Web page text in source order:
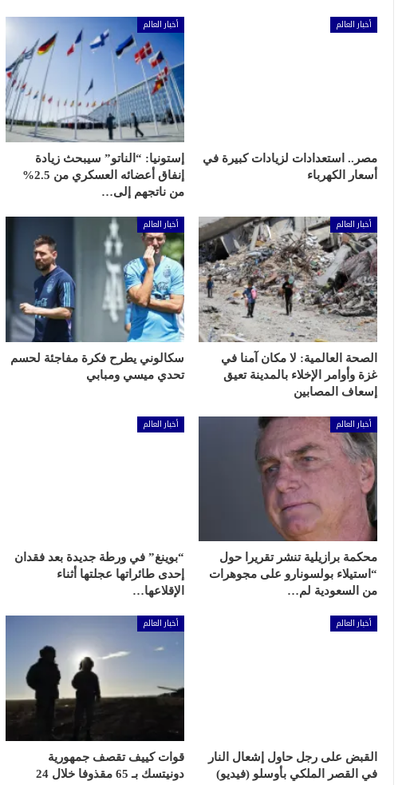
أخبار العالم
مصر.. استعدادات لزيادات كبيرة في
أسعار الكهرباء
أخبار العالم
إستونيا: “الناتو” سيبحث زيادة
إنفاق أعضائه العسكري من 2.5%
من ناتجهم إلى…
أخبار العالم
الصحة العالمية: لا مكان آمنا في
غزة وأوامر الإخلاء بالمدينة تعيق
إسعاف المصابين
أخبار العالم
سكالوني يطرح فكرة مفاجئة لحسم
تحدي ميسي ومبابي
أخبار العالم
محكمة برازيلية تنشر تقريرا حول
“استيلاء بولسونارو على مجوهرات
من السعودية لم…
أخبار العالم
“بوينغ” في ورطة جديدة بعد فقدان
إحدى طائراتها عجلتها أثناء
الإقلاعها…
أخبار العالم
القبض على رجل حاول إشعال النار
في القصر الملكي بأوسلو (فيديو)
أخبار العالم
قوات كييف تقصف جمهورية
دونيتسك بـ 65 مقذوفا خلال 24